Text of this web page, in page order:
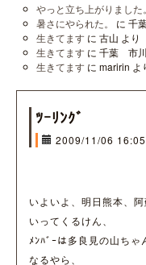
やっと立ち上がりました。
暑さにやられた。
に 千
生きてます に 古山 より
生きてます に 千葉 市
生きてます に maririn よ
ﾂｰﾘﾝｸﾞ
2009/11/06 16:05
いよいよ、明日熊本、
いってくるけん、
ﾒﾝﾊﾞｰは多良見の山ち
なるやら、